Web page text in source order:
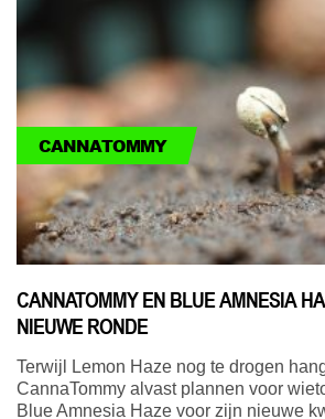
CANNATOMMY
CANNATOMMY EN BLUE AMNESIA
NIEUWE RONDE
Terwijl Lemon Haze nog te drogen
CannaTommy alvast plannen voor
Blue Amnesia Haze voor zijn nieuwe